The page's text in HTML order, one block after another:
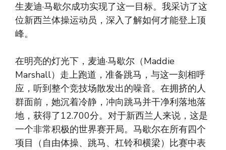
生麦迪·马歇尔成功实现了这一目标。我采访了这
位新西兰体操运动员，深入了解如何才能登上顶
峰。
在明亮的灯光下，麦迪·马歇尔（Maddie
Marshall）走上跑道，准备跳马，与这一刻相呼
应，听到整个竞技场散发出的噪音。在拥挤的人
群面前，她沉着冷静，冲向跳马并干净利落地落
地，获得了12.700分。对于新西兰人来说，这是
一个非常积极的世界赛开局。马歇尔在所有四个
项目（自由体操、跳马、杠铃和横梁）比赛中表